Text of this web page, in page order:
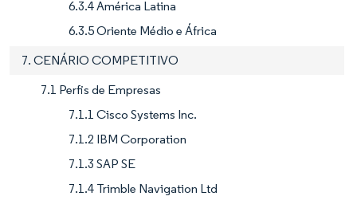
6.3.4 América Latina
6.3.5 Oriente Médio e África
7. CENÁRIO COMPETITIVO
7.1 Perfis de Empresas
7.1.1 Cisco Systems Inc.
7.1.2 IBM Corporation
7.1.3 SAP SE
7.1.4 Trimble Navigation Ltd